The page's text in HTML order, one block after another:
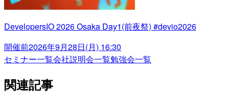
DevelopersIO 2026 Osaka Day1(前夜祭) #devio2026
開催前2026年9月28日(月) 16:30
セミナー一覧会社説明会一覧勉強会一覧
関連記事